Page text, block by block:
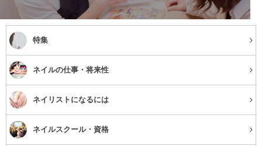
・細胞を若々しく保つ
・透明感のある肌へ導く
・女性ホルモンを整える
男女問わず、年齢を重ねるとどうしても体に衰えがでます
よね。特に、女性は肌への影響はとても気になります。
特集
ネイルの仕事・将来性
ネイリストになるには
ネイルスクール・資格